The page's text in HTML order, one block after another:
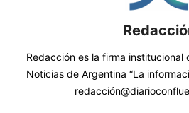
Redacción es la firma institucional
Noticias de Argentina “La